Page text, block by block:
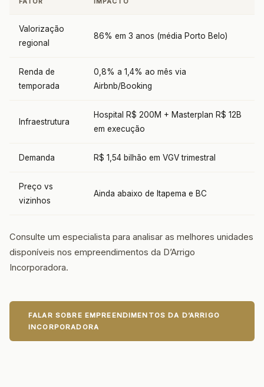
Valorização
regional
86% em 3 anos (média Porto Belo)
Renda de
temporada
0,8% a 1,4% ao mês via
Airbnb/Booking
Infraestrutura
Hospital R$ 200M + Masterplan R$ 12B
em execução
Demanda R$ 1,54 bilhão em VGV trimestral
Preço vs
vizinhos
Ainda abaixo de Itapema e BC
Consulte um especialista para analisar as melhores unidades
disponíveis nos empreendimentos da D’Arrigo
Incorporadora.
FALAR SOBRE EMPREENDIMENTOS DA D’ARRIGO
INCORPORADORA